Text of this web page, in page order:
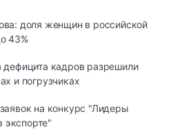
доля женщин в российской
43%
дефицита кадров разрешили
и погрузчиках
на конкурс "Лидеры